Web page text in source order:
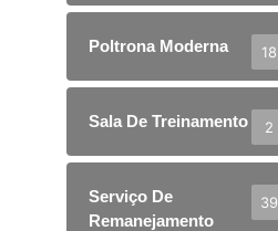
Poltrona Moderna 18
Sala De Treinamento 2
Serviço De
Remanejamento
39